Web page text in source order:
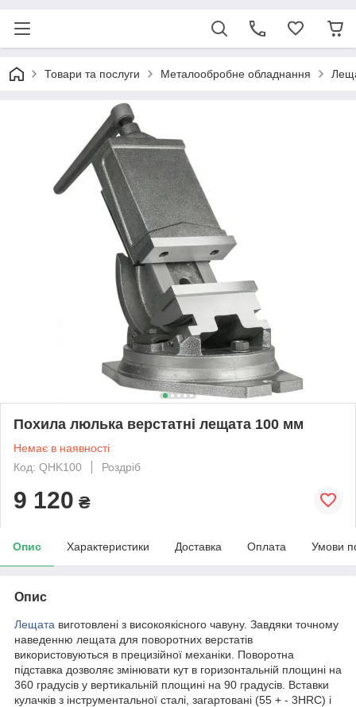
Товари та послуги Металообробне обладнання
Похила люлька верстатні лещата 100 мм
Немає в наявності
Код: QHK100
Роздріб
9 120 ₴
Опис Характеристики Доставка Оплата Умови
Опис
Лещата виготовлені з високоякісного чавуну. Завдяки точному
наведенню лещата для поворотних верстатів
використовуються в прецизійної механіки. Поворотна
підставка дозволяє змінювати кут в горизонтальній площині на
360 градусів у вертикальній площині на 90 градусів. Вставки
кулачків з інструментальної сталі, загартовані (55 + - 3HRC) і